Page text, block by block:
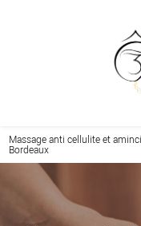
Massage anti cellulite et
Bordeaux